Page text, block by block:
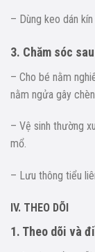
– Dùng keo dán
3. Chăm sóc
– Cho bé nằm
nằm ngửa gây
– Vệ sinh thường
mổ.
– Lưu thông tiểu
IV. THEO DÕI
1. Theo dõi và